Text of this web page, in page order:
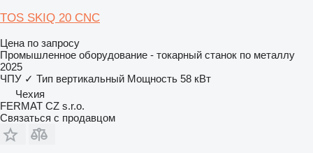
TOS SKIQ 20 CNC
Цена по запросу
Промышленное оборудование - токарный станок по металлу
2025
ЧПУ ✓ Тип вертикальный Мощность 58 кВт
Чехия
FERMAT CZ s.r.o.
Связаться с продавцом